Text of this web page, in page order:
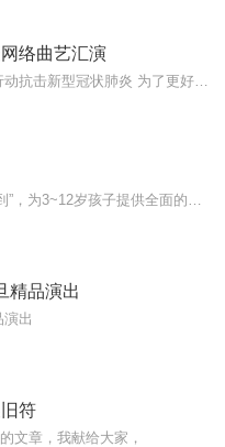
络曲艺汇演
精品演出
演出
符
文章，我献给大家，